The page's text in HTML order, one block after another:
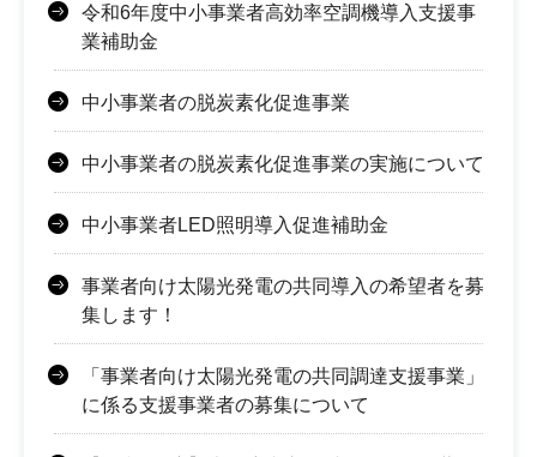
令和6年度中小事業者高効率空調機導入支援事
業補助金
中小事業者の脱炭素化促進事業
中小事業者の脱炭素化促進事業の実施について
中小事業者LED照明導入促進補助金
事業者向け太陽光発電の共同導入の希望者を募
集します！
「事業者向け太陽光発電の共同調達支援事業」
に係る支援事業者の募集について